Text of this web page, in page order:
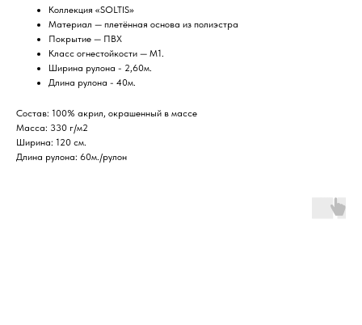
Коллекция «SOLTIS»
Материал — плетённая основа из полиэстра
Покрытие — ПВХ
Класс огнестойкости — М1.
Ширина рулона - 2,60м.
Длина рулона - 40м.
Состав: 100% акрил, окрашенный в массе
Масса: 330 г/м2
Ширина: 120 см.
Длина рулона: 60м./рулон